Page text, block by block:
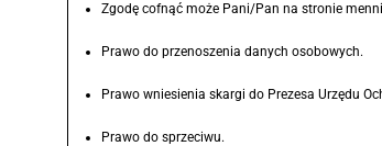
Zgodę cofnąć może Pani/Pan na stronie
Prawo do przenoszenia danych osobowych.
Prawo wniesienia skargi do Prezesa Urzędu
Prawo do sprzeciwu.